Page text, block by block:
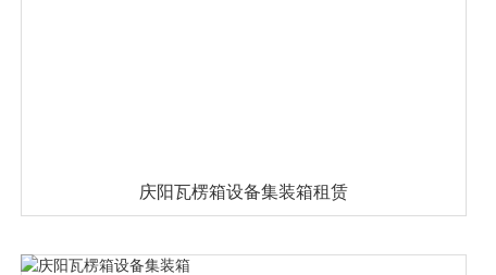
庆阳瓦楞箱设备集装箱租赁